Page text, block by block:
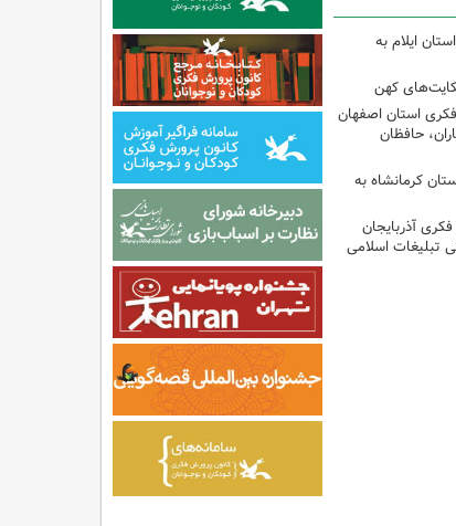
ایلام به
کهن
استان اصفهان
حافظان
کرمانشاه به
آذربایجان
تبلیغات اسلامی